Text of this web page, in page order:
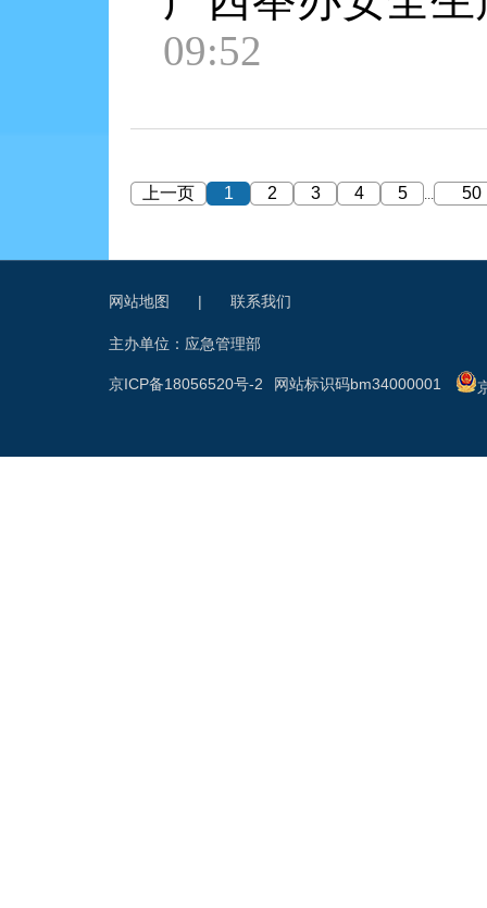
09:52
上一页 1 2 3 4 5 ... 50
网站地图 | 联系我们
主办单位：应急管理部
网站标识码bm34000001
京ICP备18056520号-2